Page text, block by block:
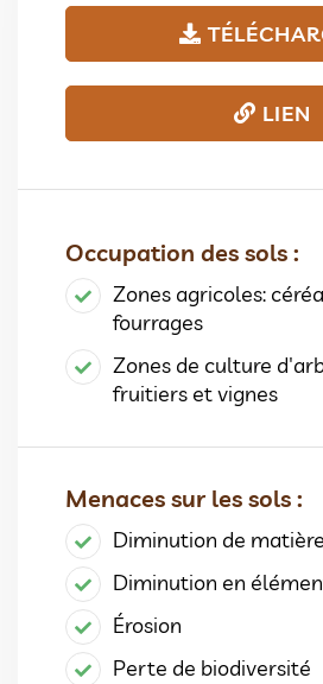
LIEN
Occupation des sols :
Zones agricoles:
fourrages
Zones de culture
fruitiers et vignes
Menaces sur les sols :
Diminution de
Diminution en
Érosion
Perte de biodiversité